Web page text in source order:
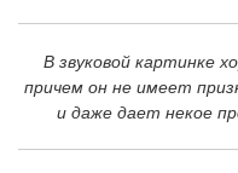
В звуковой картинке
причем он не имеет
и даже дает некое